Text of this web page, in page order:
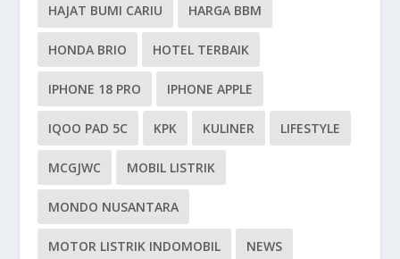
HAJAT BUMI CARIU HARGA BBM
HONDA BRIO HOTEL TERBAIK
IPHONE 18 PRO IPHONE APPLE
IQOO PAD 5C KPK KULINER LIFESTYLE
MCGJWC MOBIL LISTRIK
MONDO NUSANTARA
MOTOR LISTRIK INDOMOBIL NEWS